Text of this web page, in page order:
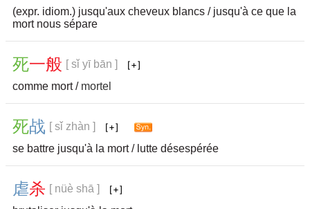
(expr. idiom.) jusqu'aux cheveux blancs / jusqu'à ce que la
mort nous sépare
死一般 [ sǐ yī bān ]
comme mort / mortel
死战 [ sǐ zhàn ]
se battre jusqu'à la mort / lutte désespérée
虐杀 [ nüè shā ]